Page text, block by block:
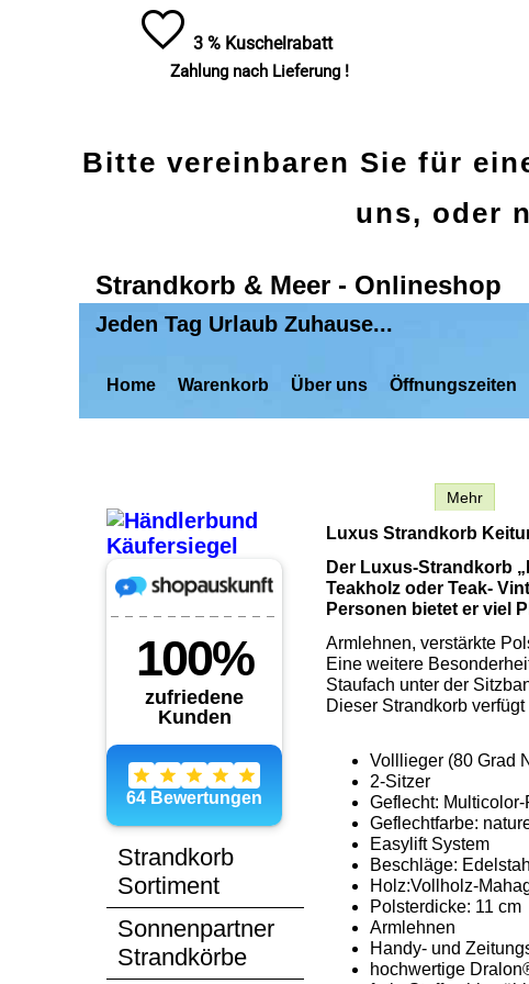
3 % Kuschelrabatt
Zahlung nach Lieferung !
Bitte vereinbaren Sie für
uns, oder
Strandkorb & Meer - Onlineshop
Jeden Tag Urlaub Zuhause...
Home Warenkorb Über uns Öffnungszeiten
Strandkorb
Sortiment
Sonnenpartner
Strandkörbe
Mehr
Luxus Strandkorb
Der Luxus-Strandkorb
Teakholz oder Teak-
Personen bietet er viel
Armlehnen, verstärkte
Eine weitere
Staufach unter der
Dieser Strandkorb
Volllieger (80 Grad
2-Sitzer
Geflecht:
Geflechtfarbe:
Easylift System
Beschläge:
Holz:Vollholz-
Polsterdicke: 11 cm
Armlehnen
Handy- und
hochwertige